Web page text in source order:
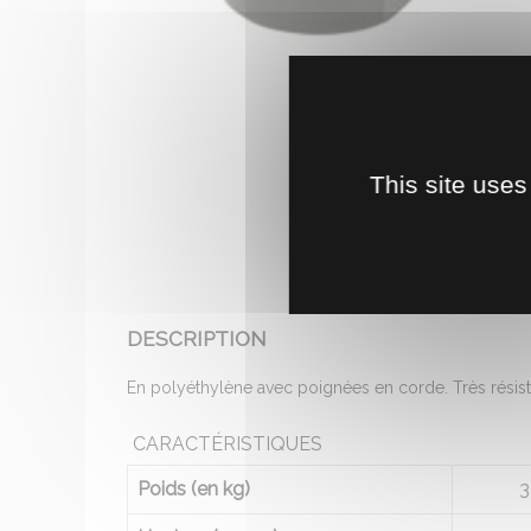
DESCRIPTION
En polyéthylène avec poignées en corde. Très
CARACTÉRISTIQUES
Poids (en kg)
3
This site